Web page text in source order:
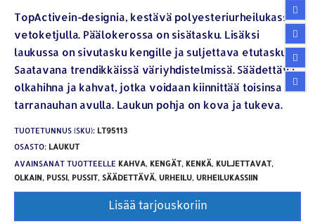
TopActivein-designia, kestävä polyesteriurheilukassi
vetoketjulla. Päälokerossa on sisätasku. Lisäksi
laukussa on sivutasku kengille ja suljettava etutasku.
Saatavana trendikkäissä väriyhdistelmissä. Säädettävä
olkahihna ja kahvat, jotka voidaan kiinnittää toisinsa
tarranauhan avulla. Laukun pohja on kova ja tukeva.
TUOTETUNNUS (SKU): LT95113
OSASTO: LAUKUT
AVAINSANAT TUOTTEELLE KAHVA, KENGÄT, KENKÄ, KULJETTAVAT,
OLKAIN, PUSSI, PUSSIT, SÄÄDETTÄVÄ, URHEILU, URHEILUKASSIIN
Lisää tarjouskoriin